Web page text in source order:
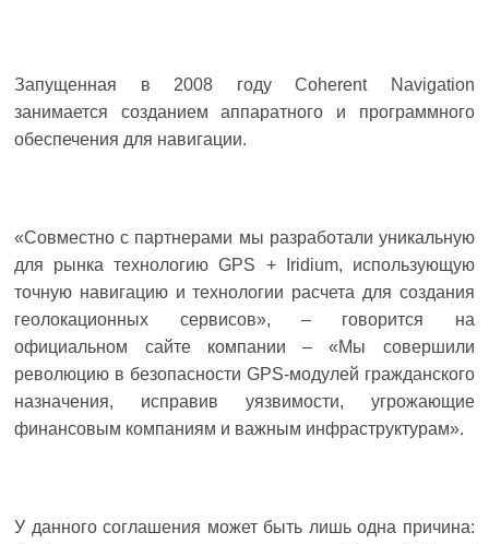
Запущенная в 2008 году Coherent Navigation
занимается созданием аппаратного и программного
обеспечения для навигации.
«Совместно с партнерами мы разработали уникальную
для рынка технологию GPS + Iridium, использующую
точную навигацию и технологии расчета для создания
геолокационных сервисов», – говорится на
официальном сайте компании – «Мы совершили
революцию в безопасности GPS-модулей гражданского
назначения, исправив уязвимости, угрожающие
финансовым компаниям и важным инфраструктурам».
У данного соглашения может быть лишь одна причина: